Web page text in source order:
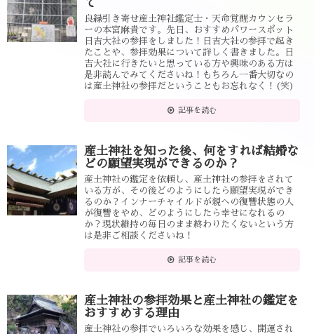
て
良縁引き寄せ産土神社鑑定士・天命覚醒カウンセラ
ーの本宮麻貴です。先日、おすすめパワースポット
日吉大社の参拝をしました！日吉大社の参拝で起き
たことや、参拝効果について詳しく書きました。日
吉大社に行きたいと思っている方や興味のある方は
是非読んでみてくださいね！もちろん一番大切なの
は産土神社の参拝だということもお忘れなく！(笑)
記事を読む
産土神社を知った後、何をすれば結婚な
どの願望実現ができるのか？
産土神社の鑑定を依頼し、産土神社の参拝をされて
いる方が、その後どのようにしたら願望実現ができ
るのか？インナーチャイルドが親への復讐状態の人
が復讐をやめ、どのようにしたら幸せになれるの
か？現状維持の毎日のまま終わりたくないという方
は是非ご相談くださいね！
記事を読む
産土神社の参拝効果と産土神社の鑑定を
おすすめする理由
産土神社の参拝でいろいろな効果を感じ、開運され